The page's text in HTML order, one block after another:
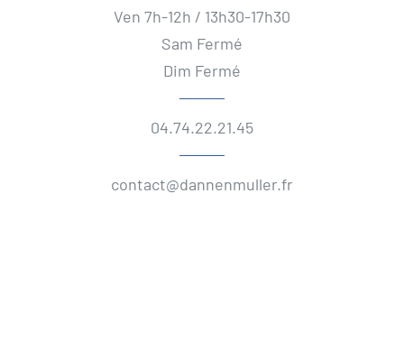
Ven 7h-12h / 13h30-17h30
Sam Fermé
Dim Fermé
04.74.22.21.45
contact@dannenmuller.fr